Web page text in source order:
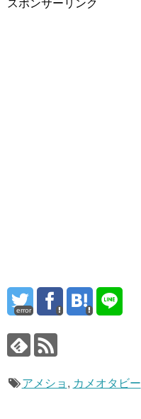
スポンサーリンク
error
アメショ , カメオタビー